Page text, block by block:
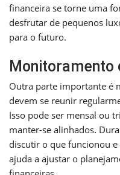
financeira se torne uma
desfrutar de pequenos
para o futuro.
Monitoramento
Outra parte importante é
devem se reunir
Isso pode ser mensal ou
manter-se alinhados.
discutir o que funcionou e
ajuda a ajustar o